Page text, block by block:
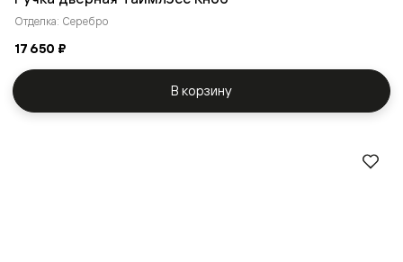
Отделка: Серебро
17 650 ₽
В корзину